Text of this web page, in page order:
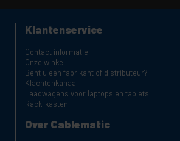
Klantenservice
Contact informatie
Onze winkel
Bent u een fabrikant of distributeur?
Klachtenkanaal
Laadwagens voor laptops en tablets
Rack-kasten
Over Cablematic